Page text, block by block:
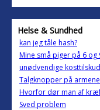
Helse & Sundhed
kan jeg tåle hash?
Mine små piger på 6
unødvendige kosttilskud
Talgknopper på armene
Hvorfor dør man af
Sved problem